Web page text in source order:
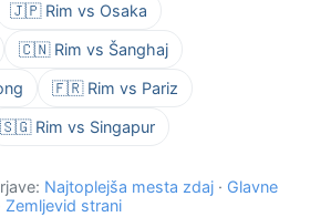
🇯🇵 Rim vs Osaka
🇨🇳 Rim vs Šanghaj
🇫🇷 Rim vs Pariz
🇸🇬 Rim vs Singapur
Najtoplejša mesta zdaj · Glavne
Zemljevid strani